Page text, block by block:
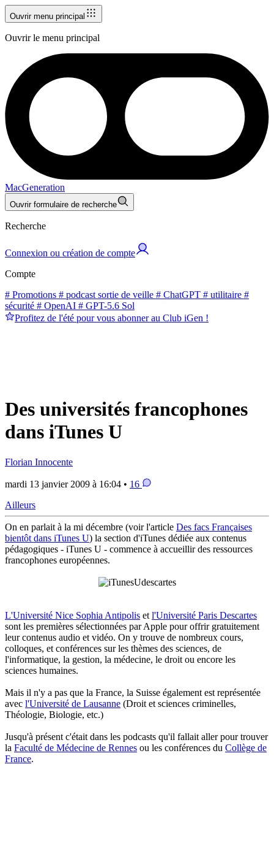
Ouvrir menu principal
Ouvrir le menu principal
MacGeneration
Ouvrir formulaire de recherche
Recherche
Connexion ou création de compte
Compte
# Promotions # podcast sortie de veille # ChatGPT # utilitaire #
sécurité # OpenAI # GPT-5.6 Sol
Profitez de l'été pour vous abonner au Club iGen !
Des universités francophones
dans iTunes U
Florian Innocente
mardi 13 janvier 2009 à 16:04 • 16
Ailleurs
On en parlait à la mi décembre (voir l'article Des facs Françaises
bientôt dans iTunes U) la section d'iTunes dédiée aux contenus
pédagogiques - iTunes U - commence à accueillir des ressources
francophones européennes.
L'Université Nice Sophia Antipolis et l'Université Paris Descartes
sont les premières sélectionnées par Apple pour offrir gratuitement
leur contenus audio et vidéo. On y trouve de nombreux cours,
colloques, et conférences sur les thèmes des sciences, de
l'informatique, la gestion, la médecine, le droit ou encore les
sciences humaines.
Mais il n'y a pas que la France, la Suisse également est représentée
avec l'Université de Lausanne (Droit et sciences criminelles,
Théologie, Biologie, etc.)
Jusqu'à présent c'était dans les podcasts qu'il fallait aller pour trouver
la Faculté de Médecine de Rennes ou les conférences du Collège de
France.